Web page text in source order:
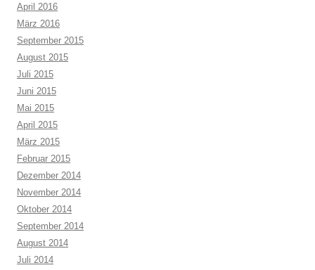
April 2016
März 2016
September 2015
August 2015
Juli 2015
Juni 2015
Mai 2015
April 2015
März 2015
Februar 2015
Dezember 2014
November 2014
Oktober 2014
September 2014
August 2014
Juli 2014